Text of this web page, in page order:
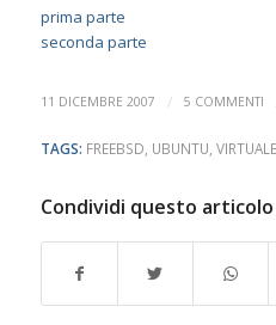
prima parte
seconda parte
11 DICEMBRE 2007 / 5 COMMENTI
TAGS: FREEBSD UBUNTU
Condividi questo articolo